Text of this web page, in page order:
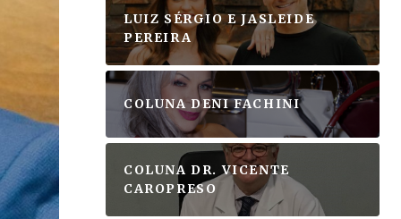
LUIZ SÉRGIO E JASLEIDE
PEREIRA
COLUNA DENI FACHINI
COLUNA DR. VICENTE
CAROPRESO